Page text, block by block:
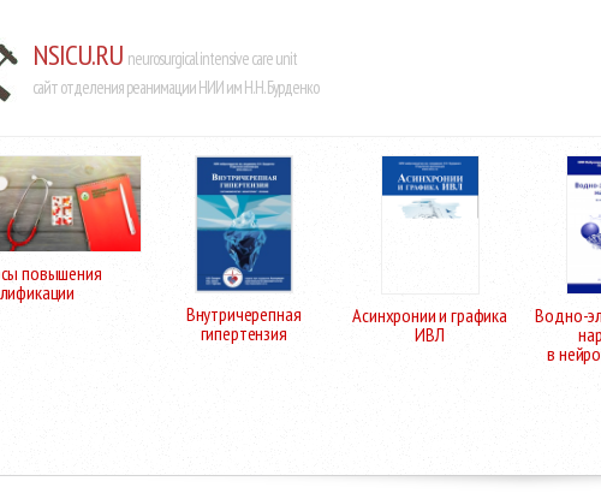
NSICU.RU neurosurgical intensive care unit
сайт отделения реанимации НИИ им Н.Н. Бурденко
повышения
Внутричерепная
гипертензия
Асинхронии и графика
ИВЛ
Водно-
в